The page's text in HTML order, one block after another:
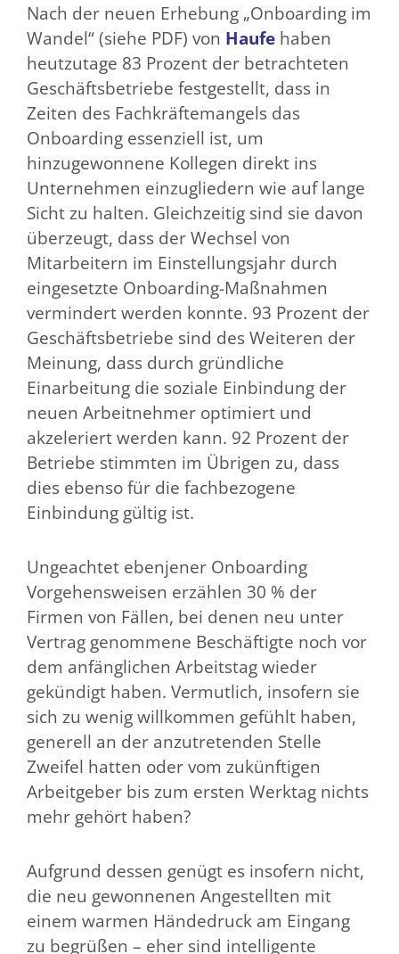
Nach der neuen Erhebung „Onboarding im
Wandel“ (siehe PDF) von Haufe haben
heutzutage 83 Prozent der betrachteten
Geschäftsbetriebe festgestellt, dass in
Zeiten des Fachkräftemangels das
Onboarding essenziell ist, um
hinzugewonnene Kollegen direkt ins
Unternehmen einzugliedern wie auf lange
Sicht zu halten. Gleichzeitig sind sie davon
überzeugt, dass der Wechsel von
Mitarbeitern im Einstellungsjahr durch
eingesetzte Onboarding-Maßnahmen
vermindert werden konnte. 93 Prozent der
Geschäftsbetriebe sind des Weiteren der
Meinung, dass durch gründliche
Einarbeitung die soziale Einbindung der
neuen Arbeitnehmer optimiert und
akzeleriert werden kann. 92 Prozent der
Betriebe stimmten im Übrigen zu, dass
dies ebenso für die fachbezogene
Einbindung gültig ist.
Ungeachtet ebenjener Onboarding
Vorgehensweisen erzählen 30 % der
Firmen von Fällen, bei denen neu unter
Vertrag genommene Beschäftigte noch vor
dem anfänglichen Arbeitstag wieder
gekündigt haben. Vermutlich, insofern sie
sich zu wenig willkommen gefühlt haben,
generell an der anzutretenden Stelle
Zweifel hatten oder vom zukünftigen
Arbeitgeber bis zum ersten Werktag nichts
mehr gehört haben?
Aufgrund dessen genügt es insofern nicht,
die neu gewonnenen Angestellten mit
einem warmen Händedruck am Eingang
zu begrüßen – eher sind intelligente